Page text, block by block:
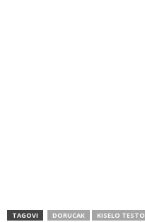
TAGOVI DORUCAK KISELO TESTO